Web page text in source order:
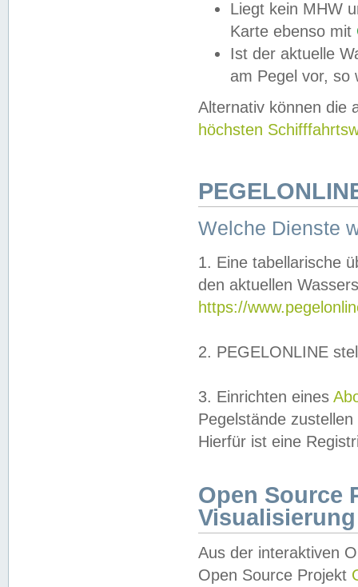
Liegt kein MHW
Karte ebenso mit
Ist der aktuelle
am Pegel vor,
Alternativ können die
höchsten
Welche Dienste
1. Eine tabellarische
den aktuellen
https://
2. PEGELONLINE
3. Einrichten eines
Pegelstände
Hierfür ist eine
Open Source
Visualisierung
Aus der interaktiven
Open Source Projekt